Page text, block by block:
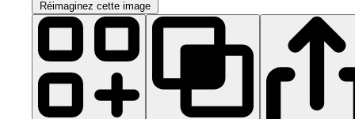
Réimaginez cette image